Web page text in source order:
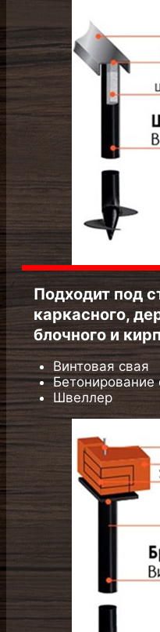
Подходит под
каркасного,
и кирпичного
Винтовая свая
Бетонирование
Швеллер